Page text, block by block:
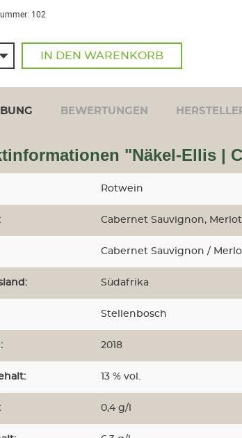
102
IN DEN WARENKORB
BEWERTUNGEN
"Näkel-Ellis |
Rotwein
Cabernet Sauvignon, Merlot
Cabernet Sauvignon /
Südafrika
Stellenbosch
2018
13 % vol.
0,4 g/l